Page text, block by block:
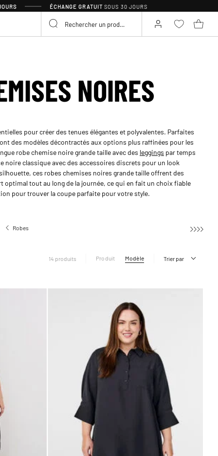
ÉCHANGE GRATUIT SOUS 30 JOURS
NOIRES
pour créer des tenues élégantes et polyvalentes. Parfaites
des modèles décontractés aux options plus raffinées pour les
robe chemise noire grande taille avec des leggings par temps
noire classique avec des accessoires discrets pour un look
ces robes chemises noires grande taille offrent des
tout au long de la journée, ce qui en fait un choix fiable
pour trouver la coupe parfaite pour votre style.
Robes
14 produits Produit Modèle Trier par